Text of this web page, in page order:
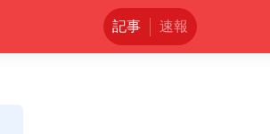
記事 速報